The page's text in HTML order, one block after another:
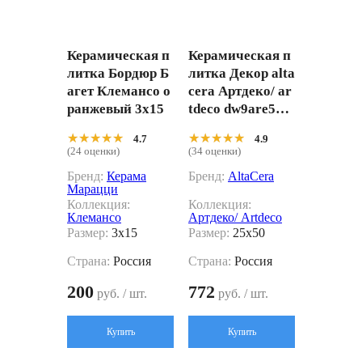
Керамическая п
литка Бордюр Б
агет Клемансо о
ранжевый 3x15
★★★★★
★★★★★
4.7
(24 оценки)
Бренд: Керама
Марацци
Коллекция:
Клемансо
Размер: 3x15
Страна: Россия
200 руб. / шт.
Купить
Керамическая п
литка Декор alta
cera Артдеко/ ar
tdeco dw9are55 Б
★★★★★
★★★★★
4.9
(34 оценки)
Бренд: AltaCera
Коллекция:
Артдеко/ Artdeco
Размер: 25x50
Страна: Россия
772 руб. / шт.
Купить